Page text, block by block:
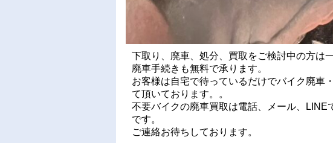
下取り、廃車、処分、買取をご検討中の方は
廃車手続きも無料で承ります。
お客様は自宅で待っているだけでバイク廃車
て頂いております。。
不要バイクの廃車買取は電話、メール、
です。
ご連絡お待ちしております。